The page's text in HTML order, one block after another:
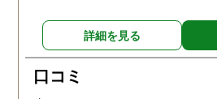
詳細を見る
口コミ